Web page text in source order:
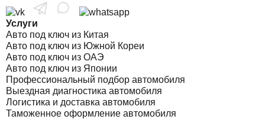
Услуги
Авто под ключ из Китая
Авто под ключ из Южной Кореи
Авто под ключ из ОАЭ
Авто под ключ из Японии
Профессиональный подбор автомобиля
Выездная диагностика автомобиля
Логистика и доставка автомобиля
Таможенное оформление автомобиля